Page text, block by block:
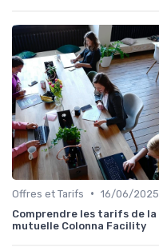
Offres et Tarifs • 16/06/2025
Comprendre les tarifs de la
mutuelle Colonna Facility